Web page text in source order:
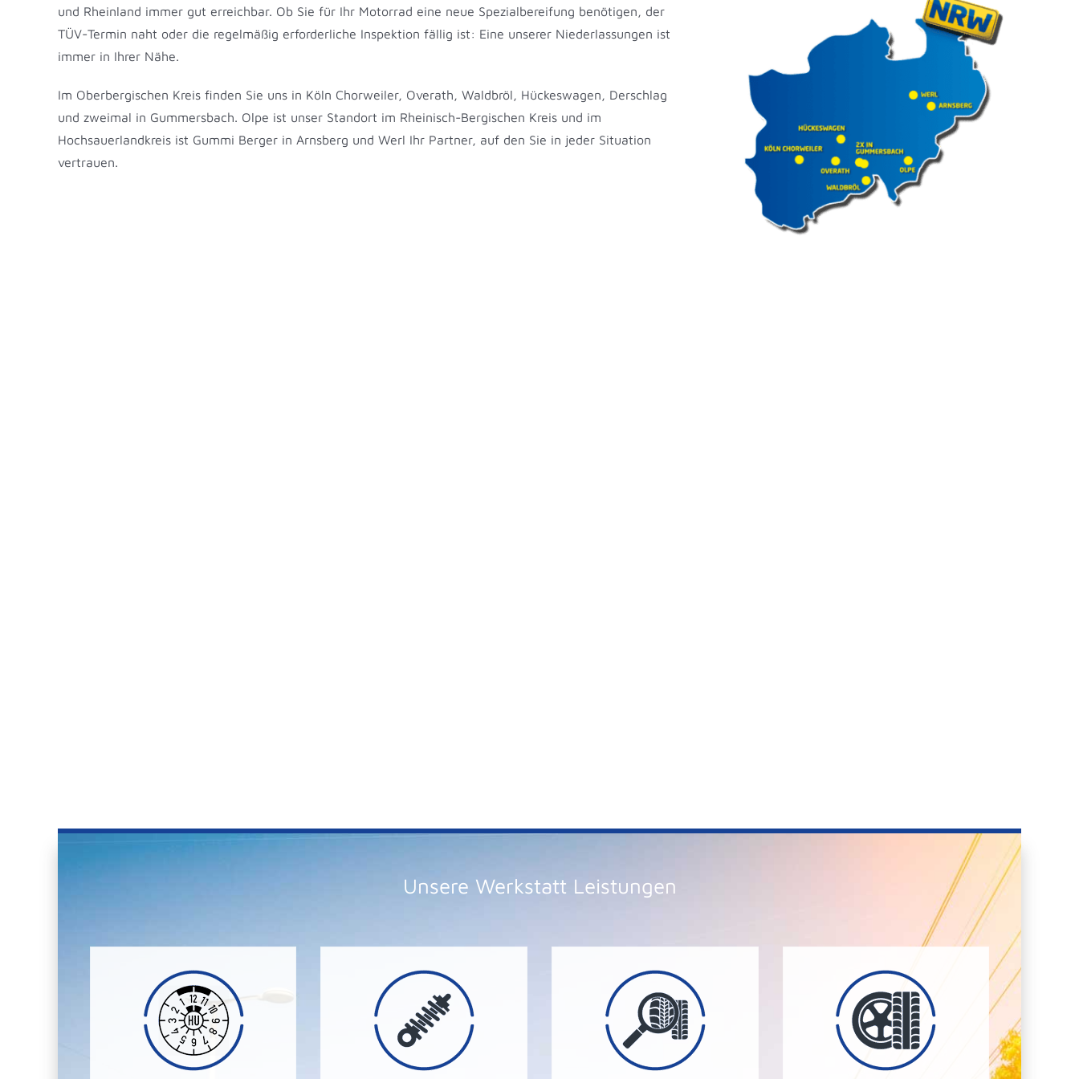
und Rheinland immer gut erreichbar. Ob Sie für Ihr Motorrad eine neue Spezialbereifung benötigen, der
TÜV-Termin naht oder die regelmäßig erforderliche Inspektion fällig ist: Eine unserer Niederlassungen ist
immer in Ihrer Nähe.
Im Oberbergischen Kreis finden Sie uns in Köln Chorweiler, Overath, Waldbröl, Hückeswagen, Derschlag
und zweimal in Gummersbach. Olpe ist unser Standort im Rheinisch-Bergischen Kreis und im
Hochsauerlandkreis ist Gummi Berger in Arnsberg und Werl Ihr Partner, auf den Sie in jeder Situation
vertrauen.
Unsere Werkstatt Leistungen
Wir kümmern uns für Sie
gerne um die komplette
Abwicklung der Haupt-, bzw
Abgasuntersuchung.
Mangelhafte Stoßdämpfer
können für lhre Sicherheit
gefährlich sein. NICHT mit
uns!
Nägel und Schrauben können
repariert werden. Wenden
Sie sich bitte immer erst an
uns.
Gummi Berger
Reifeneinlagerung – das 5-
Sterne-Hotel für Ihre Reifen
und Räder.